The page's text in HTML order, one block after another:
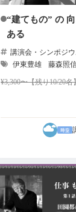
“建てもの” の
ある
講演会・シンポジ
伊東豊雄
藤森照
¥3,300〜【残り10/20名